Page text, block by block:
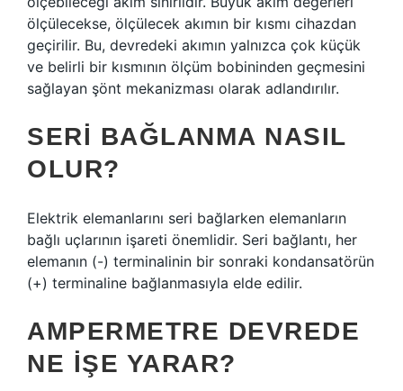
ölçülecekse, ölçülecek akımın bir kısmı cihazdan
geçirilir. Bu, devredeki akımın yalnızca çok küçük
ve belirli bir kısmının ölçüm bobininden geçmesini
sağlayan şönt mekanizması olarak adlandırılır.
SERI BAĞLANMA NASIL
OLUR?
Elektrik elemanlarını seri bağlarken elemanların
bağlı uçlarının işareti önemlidir. Seri bağlantı, her
elemanın (-) terminalinin bir sonraki kondansatörün
(+) terminaline bağlanmasıyla elde edilir.
AMPERMETRE DEVREDE
NE IŞE YARAR?